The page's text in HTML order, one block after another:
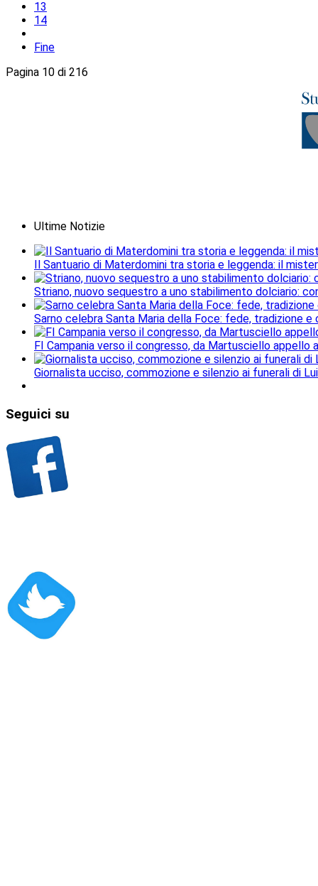
13
14
Fine
Pagina 10 di 216
Ultime Notizie
Il Santuario di Materdomini tra storia e leggenda: il
Striano, nuovo sequestro a uno stabilimento dolciario:
Sarno celebra Santa Maria della Foce: fede, tradizione
FI Campania verso il congresso, da Martusciello appello
Giornalista ucciso, commozione e silenzio ai funerali di
Seguici su